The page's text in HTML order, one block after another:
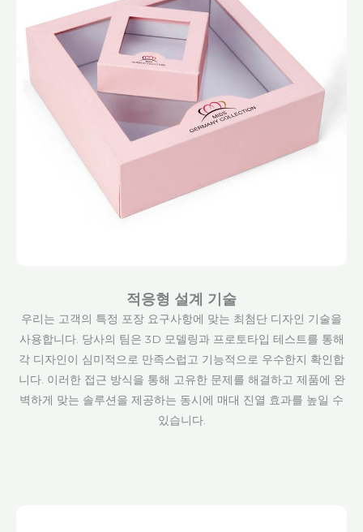
적응형 설계 기술
우리는 고객의 특정 포장 요구사항에 맞는 최첨단 디자인 기술을
사용합니다. 당사의 팀은 3D 모델링과 프로토타입 테스트를 통해
각 디자인이 심미적으로 만족스럽고 기능적으로 우수한지 확인합
니다. 이러한 접근 방식을 통해 고유한 문제를 해결하고 제품에 완
벽하게 맞는 솔루션을 제공하는 동시에 매대 진열 효과를 높일 수
있습니다.